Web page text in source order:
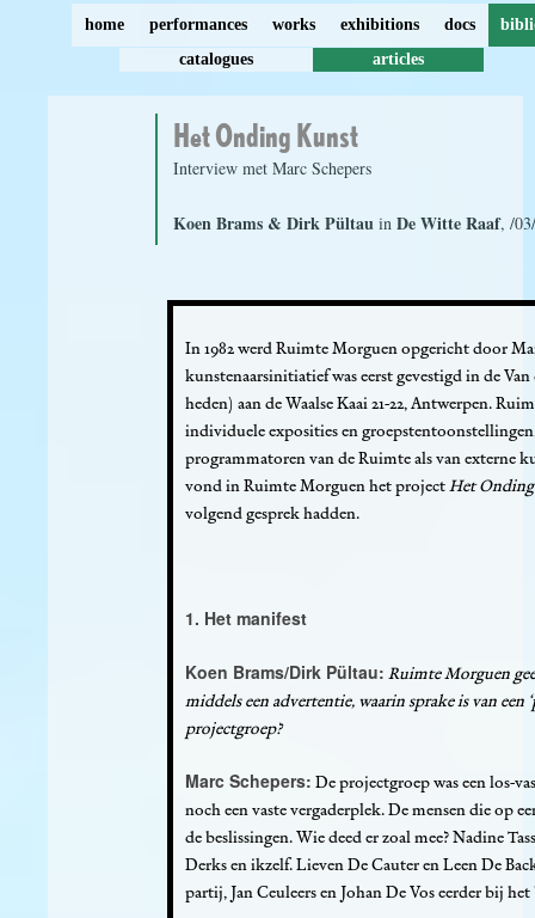
home performances works exhibitions docs
catalogues
articles
Het Onding Kunst
Interview met Marc Schepers
Koen Brams & Dirk Pültau in De Witte Raaf, /
In 1982 werd Ruimte Morguen opgericht door
kunstenaarsinitiatief was eerst gevestigd in de
heden) aan de Waalse Kaai 21-22, Antwerpen.
individuele exposities en
programmatoren van de Ruimte als van externe
vond in Ruimte Morguen het projectHet
volgend gesprek hadden.
1. Het manifest
Koen Brams/Dirk Pültau: Ruimte Morguen
middels een advertentie, waarin sprake is van een
projectgroep?
Marc Schepers: De projectgroep was een los-
noch een vaste vergaderplek. De mensen die op
de beslissingen. Wie deed er zoal mee? Nadine
Derks en ikzelf. Lieven De Cauter en Leen De
partij, Jan Ceuleers en Johan De Vos eerder bij